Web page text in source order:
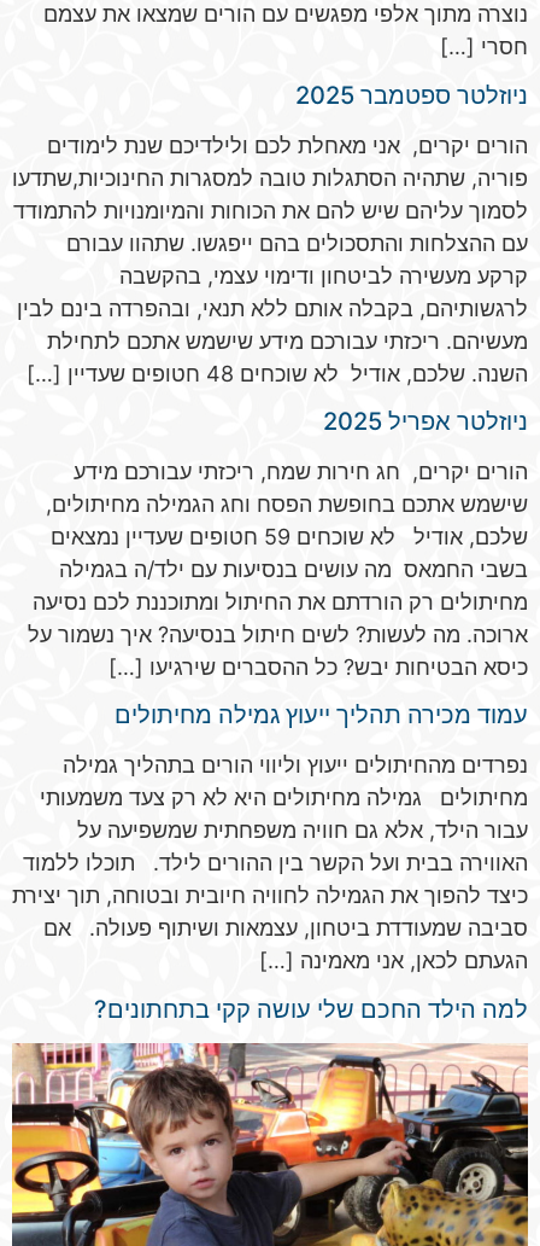
נוצרה מתוך אלפי מפגשים עם הורים שמצאו את עצמם
חסרי […]
ניוזלטר ספטמבר 2025
הורים יקרים, אני מאחלת לכם ולילדיכם שנת לימודים
פוריה, שתהיה הסתגלות טובה למסגרות החינוכיות,שתדעו
לסמוך עליהם שיש להם את הכוחות והמיומנויות להתמודד
עם ההצלחות והתסכולים בהם ייפגשו. שתהוו עבורם
קרקע מעשירה לביטחון ודימוי עצמי, בהקשבה
לרגשותיהם, בקבלה אותם ללא תנאי, ובהפרדה בינם לבין
מעשיהם. ריכזתי עבורכם מידע שישמש אתכם לתחילת
השנה. שלכם, אודיל לא שוכחים 48 חטופים שעדיין […]
ניוזלטר אפריל 2025
הורים יקרים, חג חירות שמח, ריכזתי עבורכם מידע
שישמש אתכם בחופשת הפסח וחג הגמילה מחיתולים,
שלכם, אודיל לא שוכחים 59 חטופים שעדיין נמצאים
בשבי החמאס מה עושים בנסיעות עם ילד/ה בגמילה
מחיתולים רק הורדתם את החיתול ומתוכננת לכם נסיעה
ארוכה. מה לעשות? לשים חיתול בנסיעה? איך נשמור על
כיסא הבטיחות יבש? כל ההסברים שירגיעו […]
עמוד מכירה תהליך ייעוץ גמילה מחיתולים
נפרדים מהחיתולים ייעוץ וליווי הורים בתהליך גמילה
מחיתולים גמילה מחיתולים היא לא רק צעד משמעותי
עבור הילד, אלא גם חוויה משפחתית שמשפיעה על
האווירה בבית ועל הקשר בין ההורים לילד. תוכלו ללמוד
כיצד להפוך את הגמילה לחוויה חיובית ובטוחה, תוך יצירת
סביבה שמעודדת ביטחון, עצמאות ושיתוף פעולה. אם
הגעתם לכאן, אני מאמינה […]
למה הילד החכם שלי עושה קקי בתחתונים?